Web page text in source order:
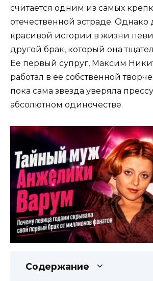
считается одним из самых
отечественной эстраде. Однако
красивой истории в жизни
другой брак, который она
Ее первый супруг, Максим
работал в ее собственной
пока сама звезда уверяла
абсолютном одиночестве.
Содержание